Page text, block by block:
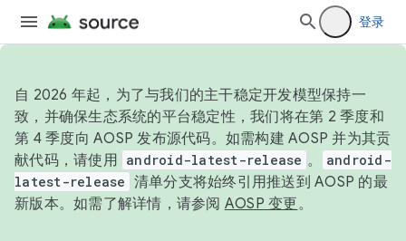
登录
自 2026 年起，为了与我们的主干稳定开发模型保持一
致，并确保生态系统的平台稳定性，我们将在第 2 季度和
第 4 季度向 AOSP 发布源代码。如需构建 AOSP 并为其贡
献代码，请使用 android-latest-release 。
android-
latest-release 清单分支将始终引用推送到 AOSP 的最
新版本。如需了解详情，请参阅 AOSP 变更。